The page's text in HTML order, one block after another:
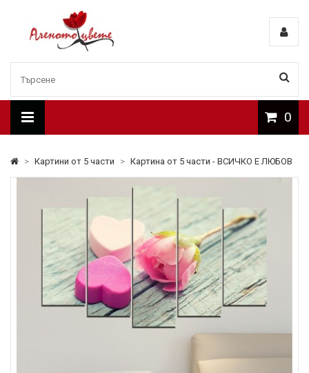
0
> Картини от 5 части > Картина от 5 части - ВСИЧКО Е ЛЮБОВ